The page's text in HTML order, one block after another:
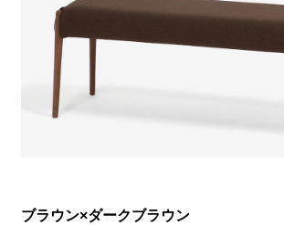
ブラウン×ダークブラウン